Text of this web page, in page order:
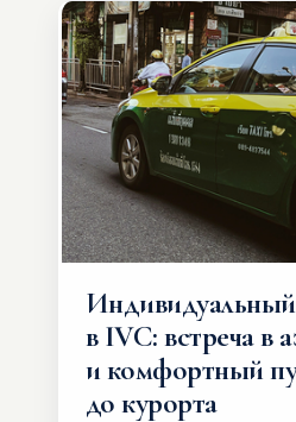
в IVC: встреча в
и комфортный
до курорта